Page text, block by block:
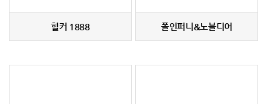
힐커 1888 폴인퍼니&노블디어